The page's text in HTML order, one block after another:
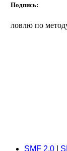
Подпись:
ловлю по
SMF 2.0